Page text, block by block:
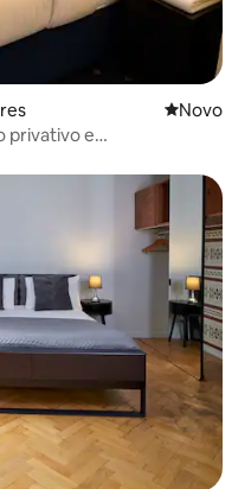
Novo
Novo
privativo e